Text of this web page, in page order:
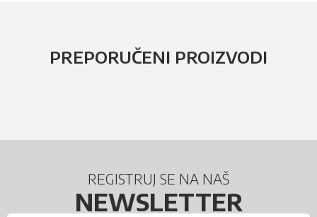
PREPORUČENI PROIZVODI
REGISTRUJ SE NA NAŠ
NEWSLETTER